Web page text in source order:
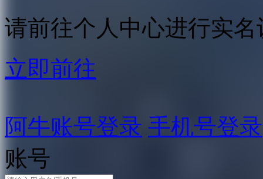
请前往个人中心进行实名
立即前往
阿牛账号登录 手机号登录
账号